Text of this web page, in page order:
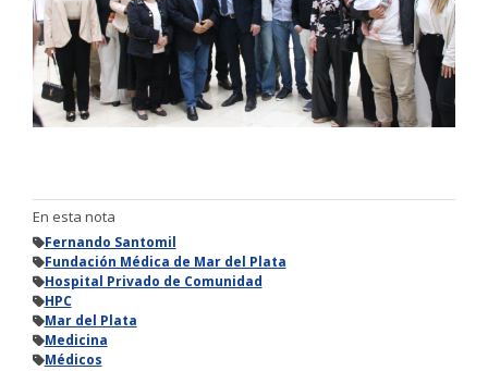
En esta nota
Fernando Santomil
Fundación Médica de Mar del Plata
Hospital Privado de Comunidad
HPC
Mar del Plata
Medicina
Médicos